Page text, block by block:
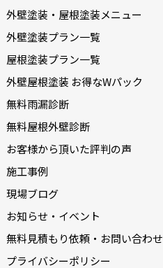
外壁塗装・屋根塗装メニュー
外壁塗装プラン一覧
屋根塗装プラン一覧
外壁屋根塗装 お得なWパック
無料雨漏診断
無料屋根外壁診断
お客様から頂いた評判の声
施工事例
現場ブログ
お知らせ・イベント
無料見積もり依頼・お問い合わせ
プライバシーポリシー